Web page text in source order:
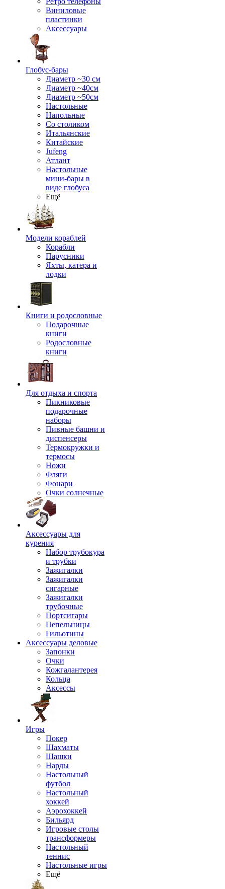
Виниловые
пластинки
Аксессуары
Глобус-бары
Диаметр ~30 см
Диаметр ~40см
Диаметр ~50см
Настольные
Напольные
Со столиком
Итальянские
Китайские
Jufeng
Атлант
Настольные
мини-бары в
виде глобуса
Ещё
Модели кораблей
Корабли
Парусники
Яхты, катера и
лодки
Книги и родословные
Подарочные
книги
Родословные
книги
Для отдыха и спорта
Пикниковые
подарочные
наборы
Пивные башни и
диспенсеры
Термокружки и
термосы
Ножи
Фляги
Фонари
Очки солнечные
Аксессуары для
курения
Набор трубокура
и трубки
Зажигалки
Зажигалки
сигарные
Зажигалки
трубочные
Портсигары
Пепельницы
Гильотины
Аксессуары деловые
Запонки
Очки
Кожгалантерея
Кольца
Аксессы
Игры
Покер
Шахматы
Шашки
Нарды
Настольный
футбол
Настольный
хоккей
Аэрохоккей
Бильярд
Игровые столы
трансформеры
Настольный
теннис
Настольные игры
Ещё